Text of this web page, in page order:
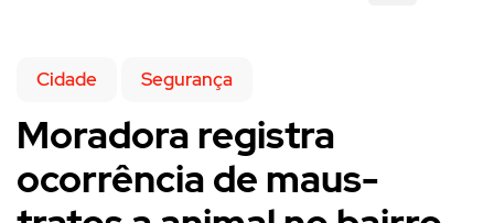
Cidade Segurança
Moradora registra
ocorrência de maus-